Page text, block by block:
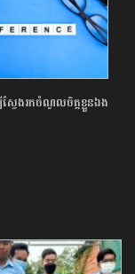
ែង​រក​ចំណូលចិត្តខ្លួនឯង